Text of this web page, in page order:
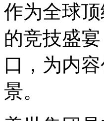
作为全球
的竞技盛
口，为内
景。